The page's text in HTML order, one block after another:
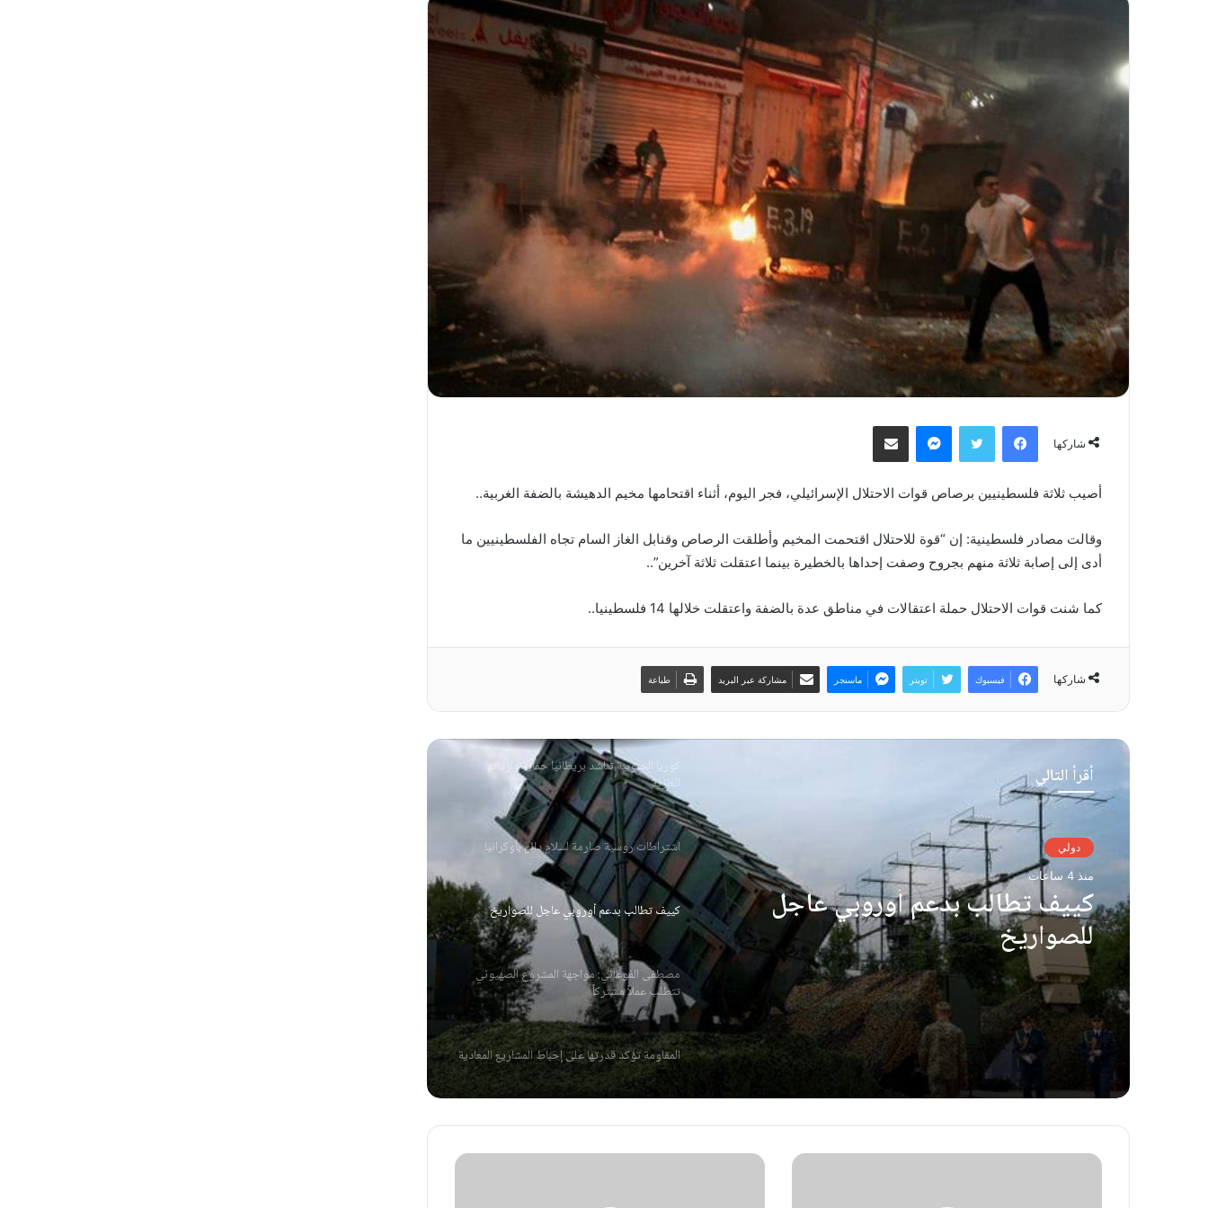
شاركها
فيسبوك تويتر ماسنجر مشاركة عبر البريد
أصيب ثلاثة فلسطينيين برصاص قوات الاحتلال الإسرائيلي، فجر اليوم، أثناء اقتحامها مخيم الدهيشة بالضفة الغربية..
وقالت مصادر فلسطينية: إن “قوة للاحتلال اقتحمت المخيم وأطلقت الرصاص وقنابل الغاز السام تجاه الفلسطينيين ما
أدى إلى إصابة ثلاثة منهم بجروح وصفت إحداها بالخطيرة بينما اعتقلت ثلاثة آخرين”..
كما شنت قوات الاحتلال حملة اعتقالات في مناطق عدة بالضفة واعتقلت خلالها 14 فلسطينيا..
شاركها فيسبوك تويتر ماسنجر مشاركة عبر البريد طباعة
أقرأ التالي
دولي
منذ 4 ساعات
كييف تطالب بدعم أوروبي عاجل
للصواريخ
اشتراطات روسية صارمة لسلامٍ دائمٍ بأوكرانيا
كييف تطالب بدعم أوروبي عاجل للصواريخ
مصطفى الفوعاني: مواجهة المشروع الصهيوني
كوريا الجنوبية تناشد بريطانيا حماية وارداتها
الغازية
اشتراطات روسية صارمة لسلامٍ دائمٍ بأوكرانيا
كييف تطالب بدعم أوروبي عاجل للصواريخ
مصطفى الفوعاني: مواجهة المشروع الصهيوني
تتطلب عملاً مشتركاً
المقاومة تؤكد قدرتها على إحباط المشاريع المعادية
كوريا الجنوبية تناشد بريطانيا حماية وارداتها